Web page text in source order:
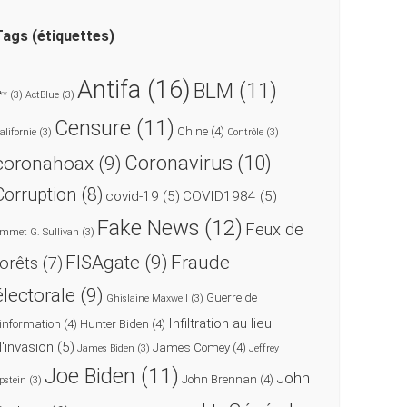
(étiquettes)
(3) ActBlue (3) Antifa (16) BLM (11)
(3) Censure (11) Chine (4) Contrôle (3)
(9) Coronavirus (10)
(8) covid-19 (5) COVID1984 (5)
G. Sullivan (3) Fake News (12) Feux de
(7) FISAgate (9) Fraude
(9) Ghislaine Maxwell (3) Guerre de
(4) Hunter Biden (4) Infiltration au lieu
(5) James Biden (3) James Comey (4) Jeffrey
(3) Joe Biden (11) John Brennan (4) John